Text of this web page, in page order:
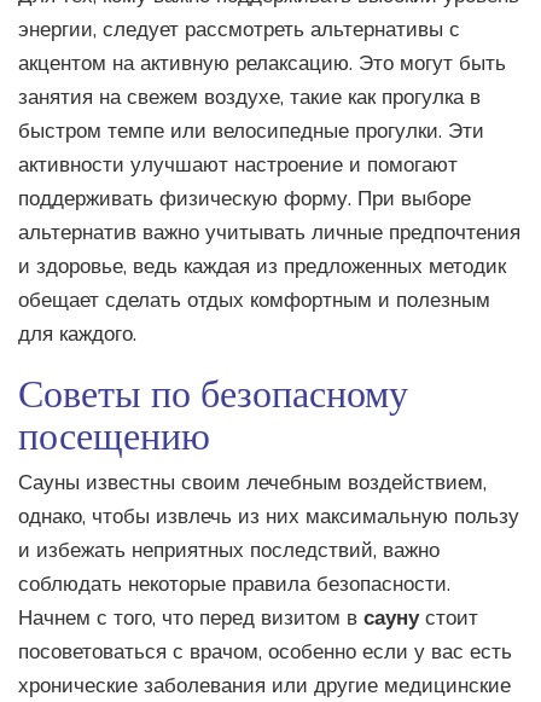
энергии, следует рассмотреть альтернативы с
акцентом на активную релаксацию. Это могут быть
занятия на свежем воздухе, такие как прогулка в
быстром темпе или велосипедные прогулки. Эти
активности улучшают настроение и помогают
поддерживать физическую форму. При выборе
альтернатив важно учитывать личные предпочтения
и здоровье, ведь каждая из предложенных методик
обещает сделать отдых комфортным и полезным
для каждого.
Советы по безопасному
посещению
Сауны известны своим лечебным воздействием,
однако, чтобы извлечь из них максимальную пользу
и избежать неприятных последствий, важно
соблюдать некоторые правила безопасности.
Начнем с того, что перед визитом в саунустоит
посоветоваться с врачом, особенно если у вас есть
хронические заболевания или другие медицинские